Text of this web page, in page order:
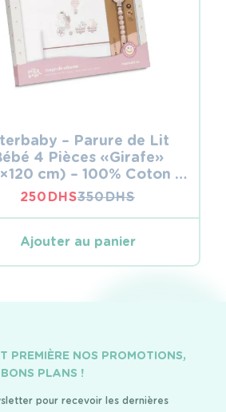
– Parure de Lit
4 Pièces « Girafe »
cm) – 100% Coton –
Blanc/Rose Foncé
350DHS
LE
PRIX
INITIAL
ÉTAIT :
350 DHS.
250 DHSLE
PRIX
ACTUEL
EST :
250 DHS.
Ajouter au panier
PREMIÈRE NOS PROMOTIONS,
PLANS !
pour recevoir les dernières